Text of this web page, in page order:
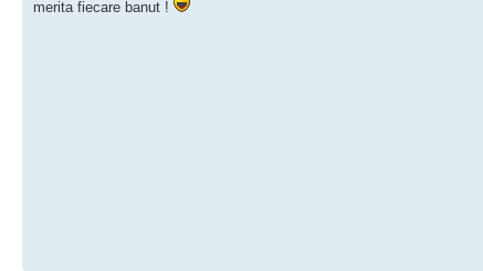
merita fiecare banut !